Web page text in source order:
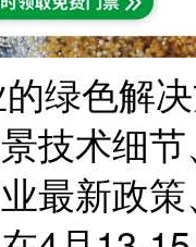
绿色解
技术细
最新政